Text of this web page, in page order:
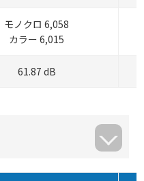
モノクロ 6,058
カラー 6,015
61.87 dB